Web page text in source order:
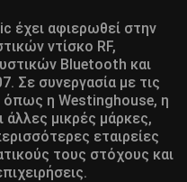
έχει αφιερωθεί στην
ντίσκο RF,
Bluetooth και
Σε συνεργασία με τις
όπως η Westinghouse, η
άλλες μικρές μάρκες,
εταιρείες
τους στόχους και